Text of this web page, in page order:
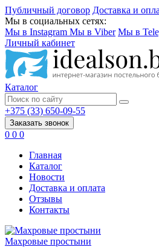
Публичный договор Доставка и
Мы в социальных сетях:
Мы в Instagram Мы в Viber Мы в
Личный кабинет
Каталог
+375 (33) 650-09-55
Заказать звонок
0 0 0
Главная
Каталог
Новости
Доставка и оплата
Отзывы
Контакты
Махровые простыни